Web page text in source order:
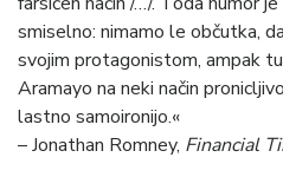
smiselno: nimamo le občutka,
svojim protagonistom, ampak
Aramayo na neki način
lastno samoironijo.«
– Jonathan Romney, Financial